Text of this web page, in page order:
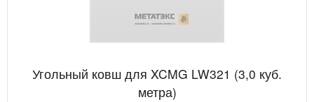
Угольный ковш для XCMG LW321 (3,0 куб.
метра)